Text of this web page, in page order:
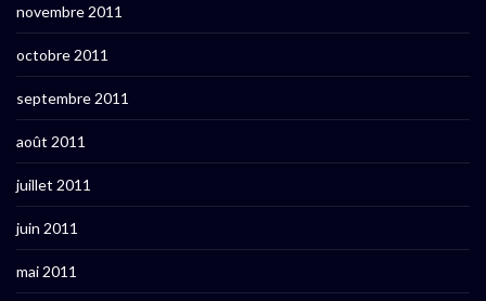
novembre 2011
octobre 2011
septembre 2011
août 2011
juillet 2011
juin 2011
mai 2011